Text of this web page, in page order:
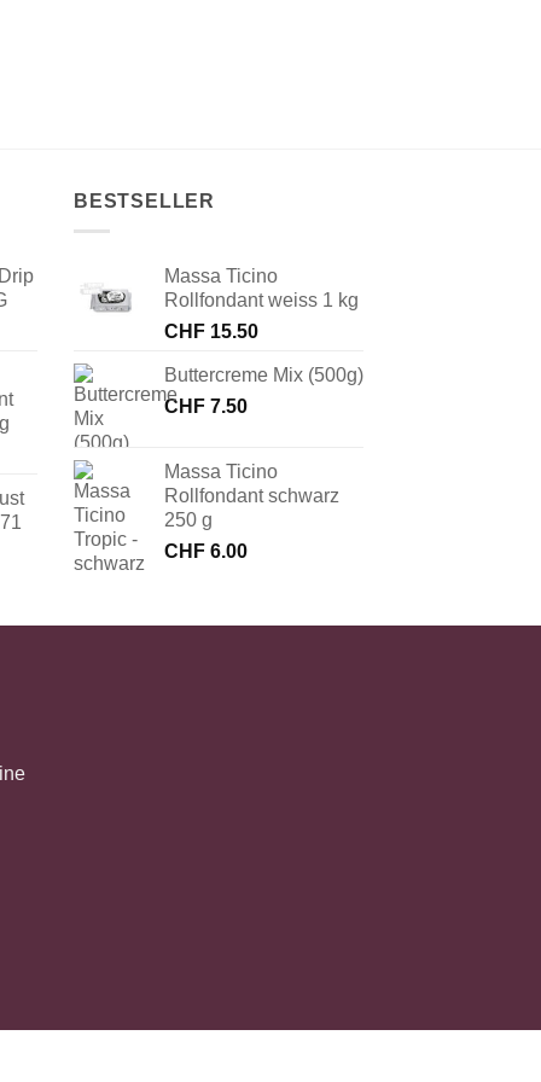
BESTSELLER
Massa Ticino
Rollfondant weiss 1 kg
CHF 15.50
Buttercreme Mix (500g)
CHF 7.50
Massa Ticino
Rollfondant schwarz
250 g
CHF 6.00